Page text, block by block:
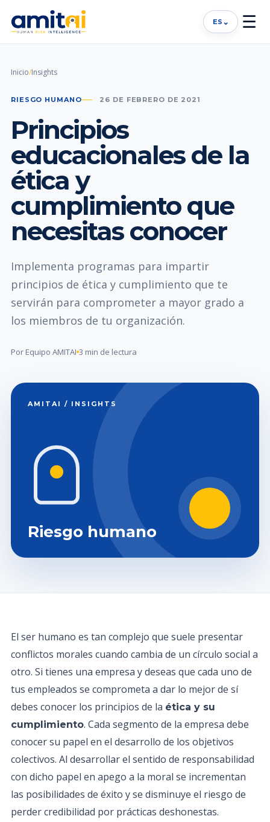
ES ⌄ ☰
Inicio/Insights
RIESGO HUMANO 26 DE FEBRERO DE 2021
Principios
educacionales de la
ética y
cumplimiento que
necesitas conocer
Implementa programas para impartir
principios de ética y cumplimiento que te
servirán para comprometer a mayor grado a
los miembros de tu organización.
Por Equipo AMITAI 3 min de lectura
AMITAI / INSIGHTS
Riesgo humano
El ser humano es tan complejo que suele presentar
conflictos morales cuando cambia de un círculo social a
otro. Si tienes una empresa y deseas que cada uno de
tus empleados se comprometa a dar lo mejor de sí
debes conocer los principios de la ética y su
cumplimiento. Cada segmento de la empresa debe
conocer su papel en el desarrollo de los objetivos
colectivos. Al desarrollar el sentido de responsabilidad
con dicho papel en apego a la moral se incrementan
las posibilidades de éxito y se disminuye el riesgo de
perder credibilidad por prácticas deshonestas.